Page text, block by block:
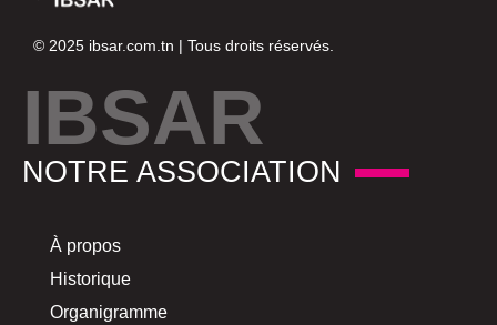
© 2025 ibsar.com.tn | Tous droits réservés.
IBSAR
NOTRE ASSOCIATION
À propos
Historique
Organigramme